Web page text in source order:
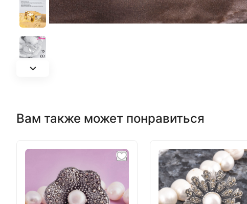
Вам также может понравиться